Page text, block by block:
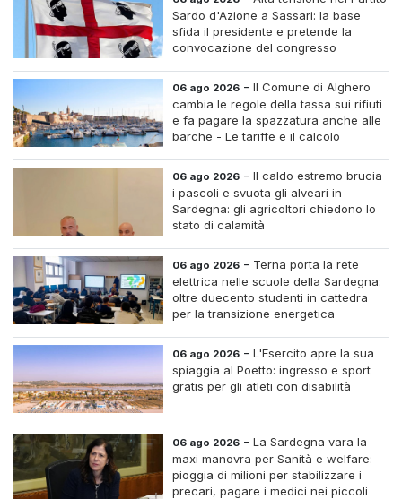
Sardo d'Azione a Sassari: la base
sfida il presidente e pretende la
convocazione del congresso
06 ago 2026 -Il Comune di Alghero
cambia le regole della tassa sui rifiuti
e fa pagare la spazzatura anche alle
barche - Le tariffe e il calcolo
06 ago 2026 -Il caldo estremo brucia
i pascoli e svuota gli alveari in
Sardegna: gli agricoltori chiedono lo
stato di calamità
06 ago 2026 - Terna porta la rete
elettrica nelle scuole della Sardegna:
oltre duecento studenti in cattedra
per la transizione energetica
06 ago 2026 -L'Esercito apre la sua
spiaggia al Poetto: ingresso e sport
gratis per gli atleti con disabilità
06 ago 2026 -La Sardegna vara la
maxi manovra per Sanità e welfare:
pioggia di milioni per stabilizzare i
precari, pagare i medici nei piccoli